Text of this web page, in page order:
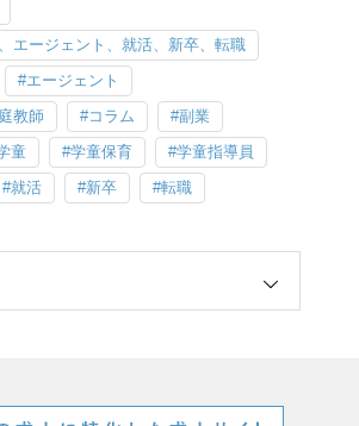
エージェント、就活、新卒、転職
エージェント
教師 コラム 副業
童 学童保育 学童指導員
就活 新卒 転職